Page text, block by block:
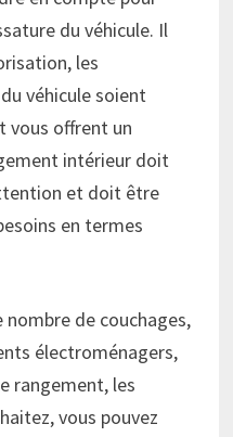
du véhicule. Il
les
véhicule soient
vous offrent un
intérieur doit
et doit être
en termes
de couchages,
électroménagers,
rangement, les
vous pouvez